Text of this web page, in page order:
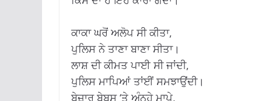
ਕਾਕਾ ਘਰੋਂ ਅਲੋਪ ਸੀ ਕੀਤਾ,
ਪੁਲਿਸ ਨੇ ਤਾਣਾ ਬਾਣਾ ਸੀਤਾ।
ਲਾਸ਼ ਦੀ ਕੀਮਤ ਪਾਈ ਸੀ ਜਾਂਦੀ,
ਪੁਲਿਸ ਮਾਪਿਆਂ ਤਾਂਈਂ ਸਮਝਾਉਂਦੀ।
ਬੇਜ਼ਾਰ ਬੇਬਸ ‘ਤੇ ਅੰਨ੍ਹੇ ਮਾਪੇ,